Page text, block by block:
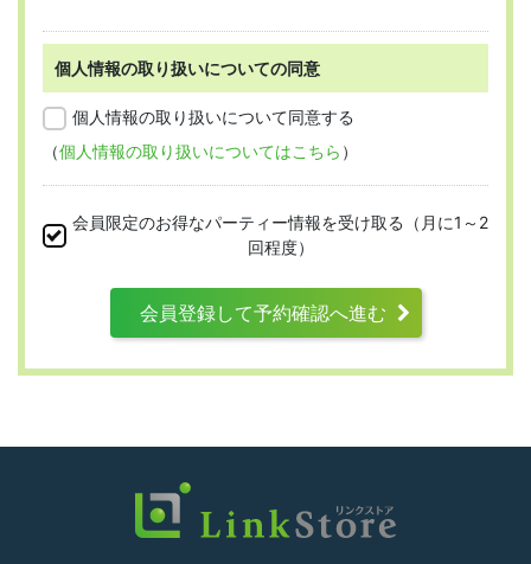
第2条 （適用範囲）
ります。
第3条 （利用資格）
いものとします。
個人情報の取り扱いについての同意
個人情報の取り扱いについて同意する
（個人情報の取り扱いについてはこちら ）
会員限定のお得なパーティー情報を受け取る（月に1～2
回程度）
会員登録して予約確認へ進む